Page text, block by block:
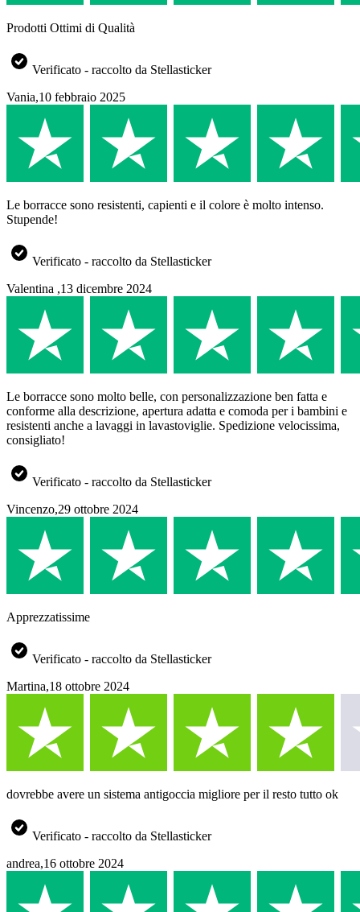
Prodotti Ottimi di Qualità
Verificato - raccolto da Stellasticker
Vania,10 febbraio 2025
Le borracce sono resistenti, capienti e il colore è molto intenso.
Stupende!
Verificato - raccolto da Stellasticker
Valentina ,13 dicembre 2024
Le borracce sono molto belle, con personalizzazione ben fatta e
conforme alla descrizione, apertura adatta e comoda per i bambini e
resistenti anche a lavaggi in lavastoviglie. Spedizione velocissima,
consigliato!
Verificato - raccolto da Stellasticker
Vincenzo,29 ottobre 2024
Apprezzatissime
Verificato - raccolto da Stellasticker
Martina,18 ottobre 2024
dovrebbe avere un sistema antigoccia migliore per il resto tutto ok
Verificato - raccolto da Stellasticker
andrea,16 ottobre 2024